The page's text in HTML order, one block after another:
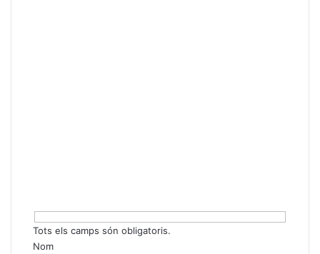
Tots els camps són obligatoris.
Nom